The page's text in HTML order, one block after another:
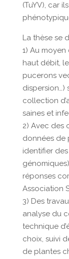
(TuYV), car
La thèse se
1) Au
haut débit,
pucerons
dispersion…)
collection
saines et
2) Avec des
données de
identifier
réponses
Association
3) Des
analyse du
technique
choix, suivi
de plantes